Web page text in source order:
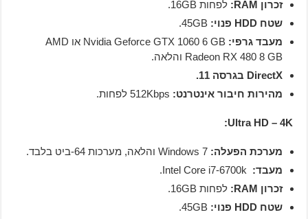
זכרון RAM:
לפחות 16GB.
שטח HDD פנוי:
45GB.
מעבד גרפי:
Nvidia Geforce GTX 1060 6 GB או AMD
Radeon RX 480 8 GB והלאה.
DirectX בגרסה 11.
מהירות חיבור אינטרנט:512Kbps לפחות.
Ultra HD – 4K:
מערכת הפעלה:Windows 7 והלאה, מערכות 64-ביט בלבד.
מעבד:
זכרון RAM:
לפחות 16GB.
שטח HDD פנוי:
45GB.